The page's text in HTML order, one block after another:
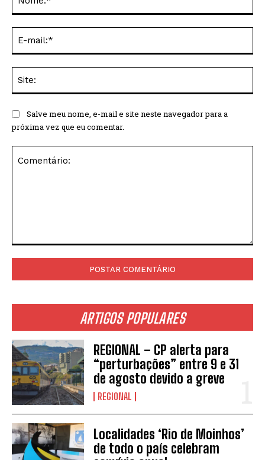
ARTIGOS POPULARES
REGIONAL – CP alerta para
“perturbações” entre 9 e 31
de agosto devido a greve
REGIONAL
Localidades ‘Rio de Moinhos’
de todo o país celebram
Salve meu nome, e-mail e site neste navegador para a
próxima vez que eu comentar.